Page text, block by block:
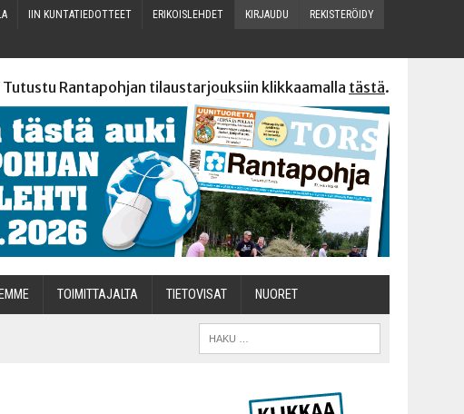
IIN KUN­TA­TIE­DOT­TEET ERI­KOIS­LEH­DET KIR­JAU­DU REKIS­TE­RÖI­DY
Tutustu Rantapohjan tilaustarjouksiin klikkaamalla tästä.
TOI­MIT­TA­JAL­TA TIETOVISAT NUO­RET